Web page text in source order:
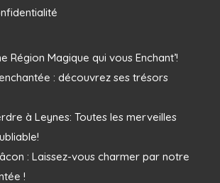
Région Magique qui vous Enchant’!
: découvrez ses trésors
à Leynes: Toutes les merveilles
: Laissez-vous charmer par notre
!